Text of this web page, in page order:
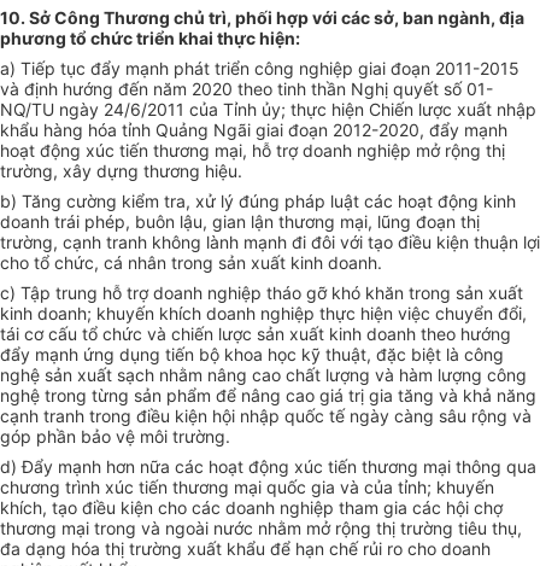
10. Sở Công Thương chủ trì, phối hợp với các sở, ban ngành, địa
phương tổ chức triển khai thực hiện:
a) Tiếp tục đẩy mạnh phát triển công nghiệp giai đoạn 2011-2015
và định hướng đến năm 2020 theo tinh thần Nghị quyết số 01-
NQ/TU ngày 24/6/2011 của Tỉnh ủy; thực hiện Chiến lược xuất nhập
khẩu hàng hóa tỉnh Quảng Ngãi giai đoạn 2012-2020, đẩy mạnh
hoạt động xúc tiến thương mại, hỗ trợ doanh nghiệp mở rộng thị
trường, xây dựng thương hiệu.
b) Tăng cường kiểm tra, xử lý đúng pháp luật các hoạt động kinh
doanh trái phép, buôn lậu, gian lận thương mại, lũng đoạn thị
trường, cạnh tranh không lành mạnh đi đôi với tạo điều kiện thuận lợi
cho tổ chức, cá nhân trong sản xuất kinh doanh.
c) Tập trung hỗ trợ doanh nghiệp tháo gỡ khó khăn trong sản xuất
kinh doanh; khuyến khích doanh nghiệp thực hiện việc chuyển đổi,
tái cơ cấu tổ chức và chiến lược sản xuất kinh doanh theo hướng
đẩy mạnh ứng dụng tiến bộ khoa học kỹ thuật, đặc biệt là công
nghệ sản xuất sạch nhằm nâng cao chất lượng và hàm lượng công
nghệ trong từng sản phẩm để nâng cao giá trị gia tăng và khả năng
cạnh tranh trong điều kiện hội nhập quốc tế ngày càng sâu rộng và
góp phần bảo vệ môi trường.
d) Đẩy mạnh hơn nữa các hoạt động xúc tiến thương mại thông qua
chương trình xúc tiến thương mại quốc gia và của tỉnh; khuyến
khích, tạo điều kiện cho các doanh nghiệp tham gia các hội chợ
thương mại trong và ngoài nước nhằm mở rộng thị trường tiêu thụ,
đa dạng hóa thị trường xuất khẩu để hạn chế rủi ro cho doanh